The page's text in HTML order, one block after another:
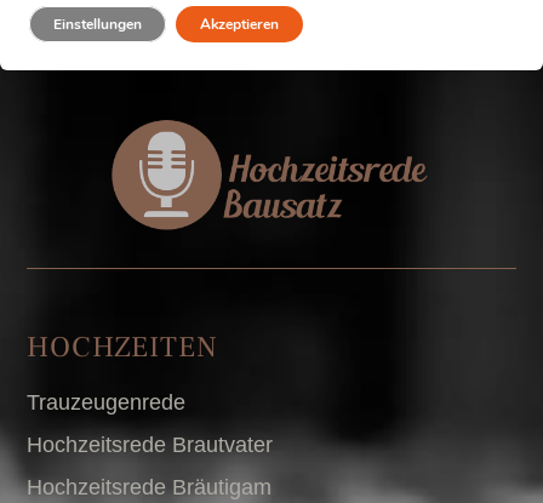
mehr lustige Formulierungsvorschläge Meine […]
HOCHZEITEN
Trauzeugenrede
Hochzeitsrede Brautvater
Hochzeitsrede Bräutigam
Akzeptieren
Einstellungen